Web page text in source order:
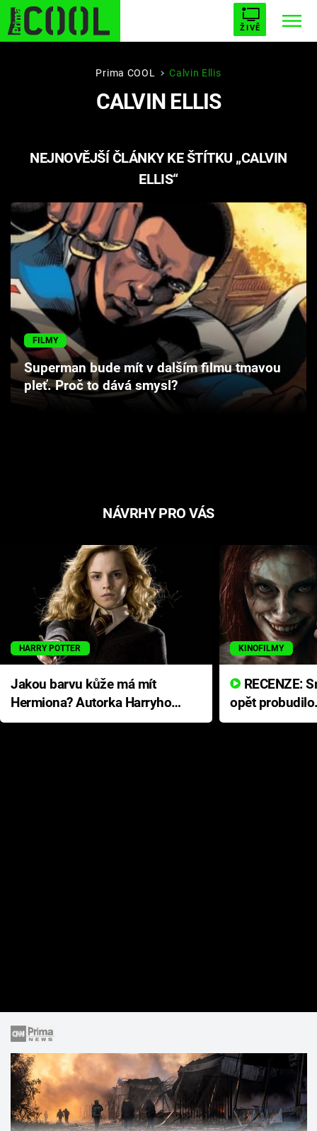
ŽIVĚ
STARHOUSE BUFFY, PŘEMOŽITELKA UPÍRŮ
PLNEJ KOTEL AVENGERS 5
Filmy
Seriály
Hry
Cool Esport
Pořady
TV Program
Prima COOL Calvin Ellis
CALVIN ELLIS
NEJNOVĚJŠÍ ČLÁNKY KE ŠTÍTKU „CALVIN
ELLIS“
FILMY
Superman bude mít v dalším filmu tmavou
pleť. Proč to dává smysl?
NÁVRHY PRO VÁS
HARRY POTTER
Jakou barvu kůže má mít
Hermiona? Autorka Harryho
Pottera přišla s ráznou
KINOFILMY
opět
přichází s